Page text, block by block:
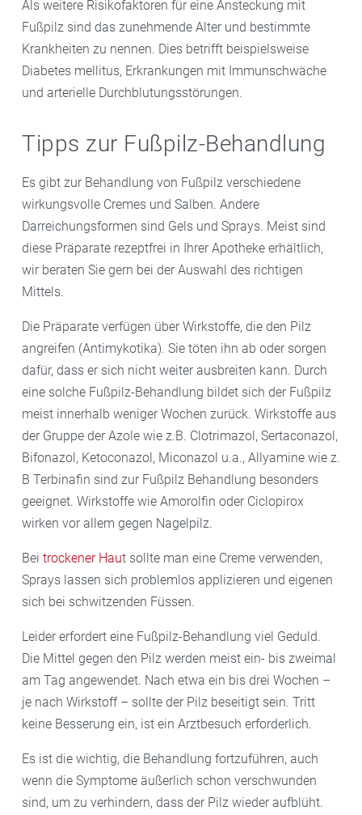
Als weitere Risikofaktoren für eine Ansteckung mit
Fußpilz sind das zunehmende Alter und bestimmte
Krankheiten zu nennen. Dies betrifft beispielsweise
Diabetes mellitus, Erkrankungen mit Immunschwäche
und arterielle Durchblutungsstörungen.
Tipps zur Fußpilz-Behandlung
Es gibt zur Behandlung von Fußpilz verschiedene
wirkungsvolle Cremes und Salben. Andere
Darreichungsformen sind Gels und Sprays. Meist sind
diese Präparate rezeptfrei in Ihrer Apotheke erhältlich,
wir beraten Sie gern bei der Auswahl des richtigen
Mittels.
Die Präparate verfügen über Wirkstoffe, die den Pilz
angreifen (Antimykotika). Sie töten ihn ab oder sorgen
dafür, dass er sich nicht weiter ausbreiten kann. Durch
eine solche Fußpilz-Behandlung bildet sich der Fußpilz
meist innerhalb weniger Wochen zurück. Wirkstoffe aus
der Gruppe der Azole wie z.B. Clotrimazol, Sertaconazol,
Bifonazol, Ketoconazol, Miconazol u.a., Allyamine wie z.
B Terbinafin sind zur Fußpilz Behandlung besonders
geeignet. Wirkstoffe wie Amorolfin oder Ciclopirox
wirken vor allem gegen Nagelpilz.
Bei trockener Haut sollte man eine Creme verwenden,
Sprays lassen sich problemlos applizieren und eigenen
sich bei schwitzenden Füssen.
Leider erfordert eine Fußpilz-Behandlung viel Geduld.
Die Mittel gegen den Pilz werden meist ein- bis zweimal
am Tag angewendet. Nach etwa ein bis drei Wochen –
je nach Wirkstoff – sollte der Pilz beseitigt sein. Tritt
keine Besserung ein, ist ein Arztbesuch erforderlich.
Es ist die wichtig, die Behandlung fortzuführen, auch
wenn die Symptome äußerlich schon verschwunden
sind, um zu verhindern, dass der Pilz wieder aufblüht.